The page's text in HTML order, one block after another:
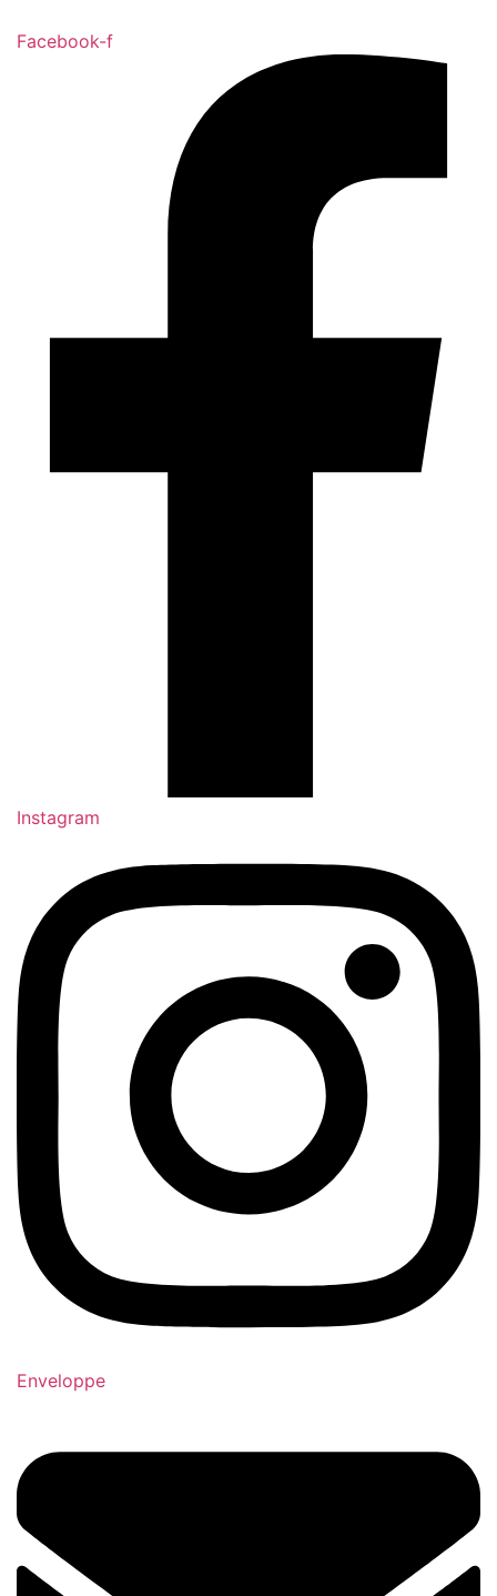
Facebook-f
Instagram
Enveloppe